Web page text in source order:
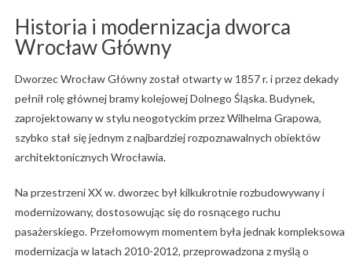
Historia i modernizacja dworca
Wrocław Główny
Dworzec Wrocław Główny został otwarty w 1857 r. i przez dekady
pełnił rolę głównej bramy kolejowej Dolnego Śląska. Budynek,
zaprojektowany w stylu neogotyckim przez Wilhelma Grapowa,
szybko stał się jednym z najbardziej rozpoznawalnych obiektów
architektonicznych Wrocławia.
Na przestrzeni XX w. dworzec był kilkukrotnie rozbudowywany i
modernizowany, dostosowując się do rosnącego ruchu
pasażerskiego. Przełomowym momentem była jednak kompleksowa
modernizacja w latach 2010-2012, przeprowadzona z myślą o